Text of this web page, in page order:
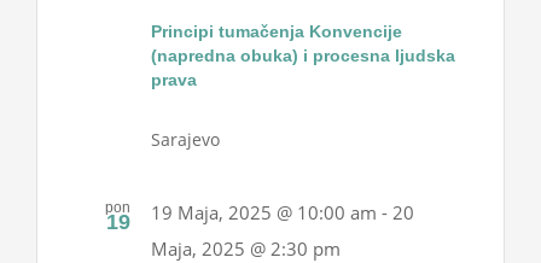
Principi tumačenja Konvencije
(napredna obuka) i procesna ljudska
prava
Sarajevo
pon
19 19 Maja, 2025 @ 10:00 am -20
Maja, 2025 @ 2:30 pm